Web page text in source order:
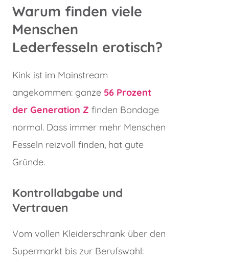
Warum finden viele
Menschen
Lederfesseln erotisch?
Kink ist im Mainstream
angekommen: ganze 56 Prozent
der Generation Z finden Bondage
normal. Dass immer mehr Menschen
Fesseln reizvoll finden, hat gute
Gründe.
Kontrollabgabe und
Vertrauen
Vom vollen Kleiderschrank über den
Supermarkt bis zur Berufswahl: